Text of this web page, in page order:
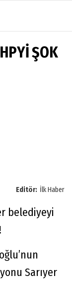
KünyeŞOK
Editör: İlk Haber
belediyeyi
Sarıyer